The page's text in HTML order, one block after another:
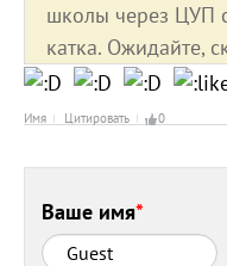
школы через ЦУП
катка. Ожидайте,
Имя Цитировать 0
Ваше имя*